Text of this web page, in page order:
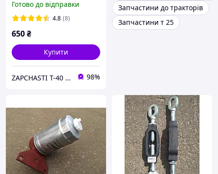
Готово до відправки
4.8 (8)
650₴
Купити
ZAPCHASTI T-40 KHARKIV UA 98%
Запчастини до тракторів
Запчастини т 25